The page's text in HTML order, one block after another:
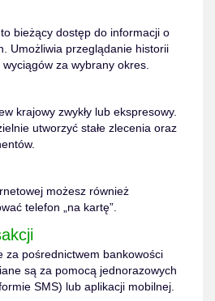
bieżący dostęp do informacji o
Umożliwia przeglądanie historii
za wybrany okres.
krajowy zwykły lub ekspresowy.
utworzyć stałe zlecenia oraz
możesz również
telefon „na kartę”.
za pośrednictwem bankowości
są za pomocą jednorazowych
SMS) lub aplikacji mobilnej.